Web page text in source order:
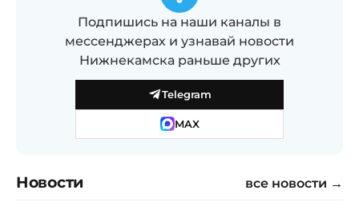
Подпишись на наши каналы в
мессенджерах и узнавай новости
Нижнекамска раньше других
Telegram
MAX
Новости все новости →